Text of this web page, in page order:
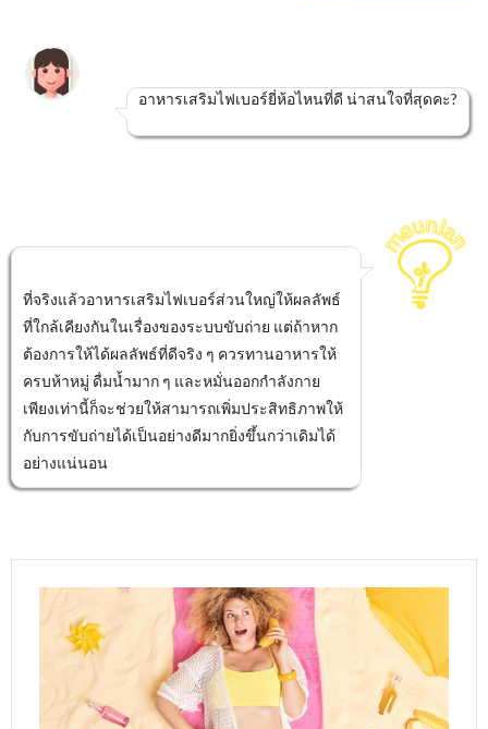
อาหารเสริมไฟเบอร์ยี่ห้อไหนที่ดี น่าสนใจที่สุดคะ?
ที่จริงแล้วอาหารเสริมไฟเบอร์ส่วนใหญ่ให้ผลลัพธ์
ที่ใกล้เคียงกันในเรื่องของระบบขับถ่าย แต่ถ้าหาก
ต้องการให้ได้ผลลัพธ์ที่ดีจริง ๆ ควรทานอาหารให้
ครบห้าหมู่ ดื่มน้ำมาก ๆ และหมั่นออกกำลังกาย
เพียงเท่านี้ก็จะช่วยให้สามารถเพิ่มประสิทธิภาพให้
กับการขับถ่ายได้เป็นอย่างดีมากยิ่งขึ้นกว่าเดิมได้
อย่างแน่นอน